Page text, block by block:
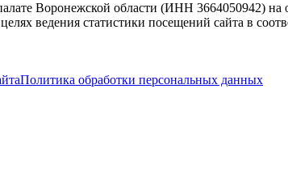
Воронежской области (ИНН 3664050942)
ведения статистики посещений сайта в
Политика обработки персональных данных